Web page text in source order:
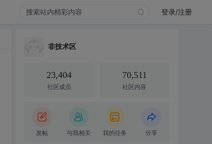
登录/注册
非技术区
23,404
社区成员
70,511
社区内容
发帖 与我相关 我的任务 分享